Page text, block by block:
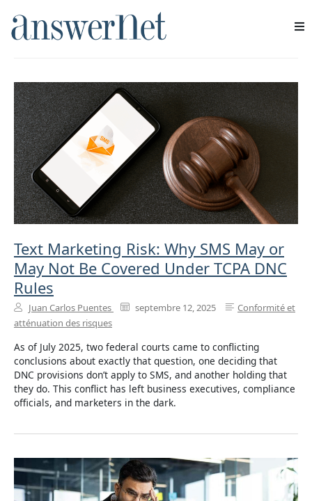
Industries
Ressources
À propos de nous
Nous contacter
TCPA
Text Marketing Risk: Why SMS May or
May Not Be Covered Under TCPA DNC
Rules
Juan Carlos Puentes septembre 12, 2025
Conformité et
atténuation des risques
As of July 2025, two federal courts came to conflicting
conclusions about exactly that question, one deciding that
DNC provisions don’t apply to SMS, and another holding that
they do. This conflict has left business executives, compliance
officials, and marketers in the dark.